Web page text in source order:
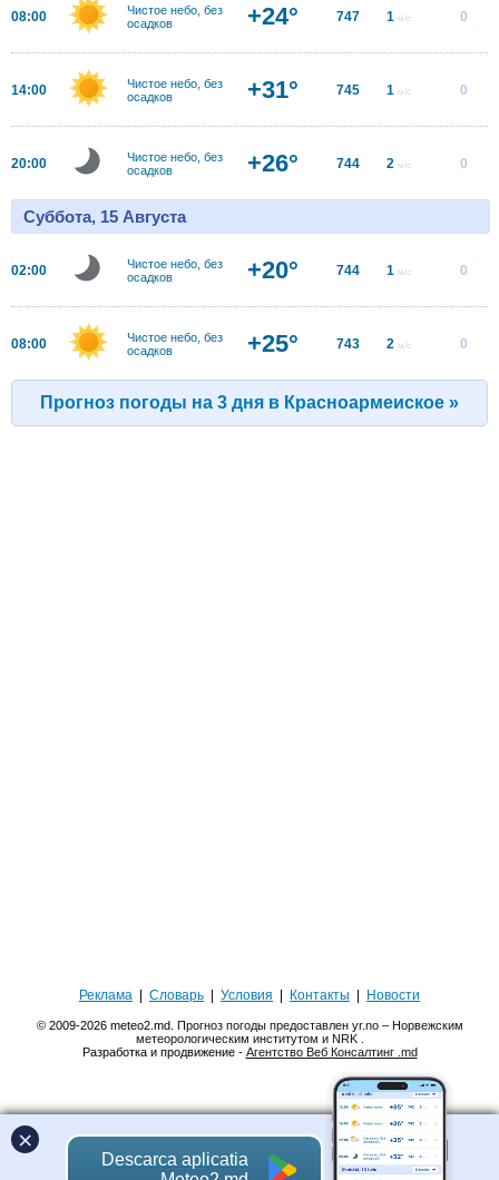
08:00
Чистое небо, без
осадков
+24° 747 1 м/с 0
14:00
Чистое небо, без
осадков
+31° 745 1 м/с 0
20:00
Чистое небо, без
осадков
+26° 744 2 м/с 0
Суббота, 15 Августа
02:00
Чистое небо, без
осадков
+20° 744 1 м/с 0
08:00
Чистое небо, без
осадков
+25° 743 2 м/с 0
Прогноз погоды на 3 дня в Красноармеиское »
Реклама Словарь Условия Контакты Новости
© 2009-2026 meteo2.md. Прогноз погоды предоставлен yr.no – Норвежским
метеорологическим институтом и NRK
Разработка и продвижение - Агентство Веб Консалтинг .md
×
Descarca aplicatia